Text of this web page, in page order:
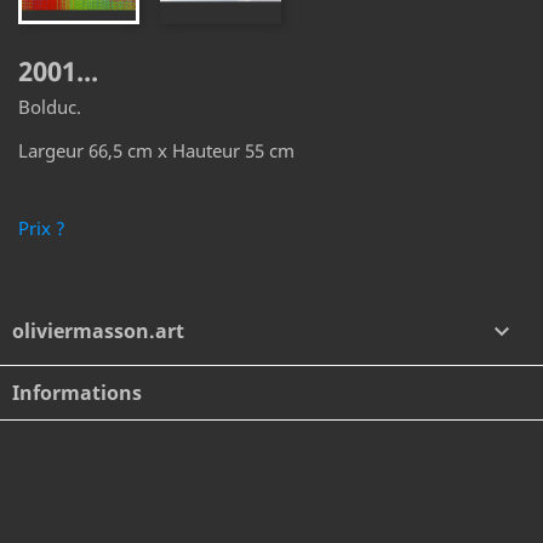
2001...
Bolduc.
Largeur 66,5 cm x Hauteur 55 cm
Prix ?
oliviermasson.art 
Informations